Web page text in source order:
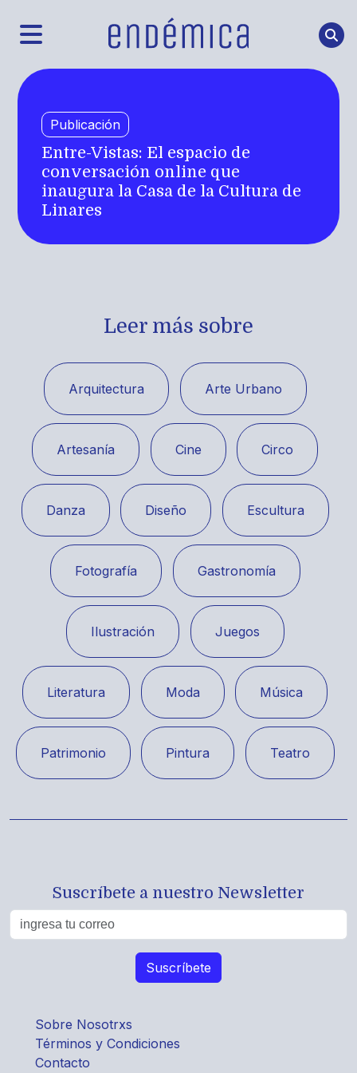
Publicación
Entre-Vistas: El espacio de
conversación online que
inaugura la Casa de la Cultura de
Linares
Leer más sobre
Arquitectura Arte Urbano
Artesanía Cine Circo
Danza Diseño Escultura
Fotografía Gastronomía
Ilustración Juegos
Literatura Moda Música
Patrimonio Pintura Teatro
Suscríbete a nuestro Newsletter
Sobre Nosotrxs
Términos y Condiciones
Contacto